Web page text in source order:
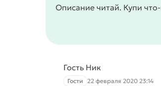
Описание читай. Купи
Гость Ник
Гости 22 февраля 2020 23:14